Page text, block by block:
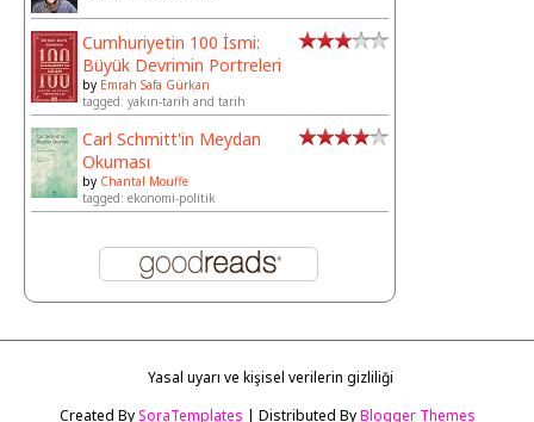
Cumhuriyetin 100 İsmi:
Büyük Devrimin Portreleri
by Emrah Safa Gürkan
tagged: yakın-tarih and tarih
Carl Schmitt'in Meydan
Okuması
by Chantal Mouffe
tagged: ekonomi-politik
Yasal uyarı ve kişisel verilerin gizliliği
Created BySoraTemplates | Distributed ByBlogger Themes